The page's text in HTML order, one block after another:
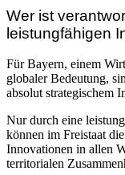
Wer ist
leistungfähigen
Für Bayern, einem
globaler Bedeutung,
absolut strategischem
Nur durch eine
können im Freistaat
Innovationen in allen
territorialen